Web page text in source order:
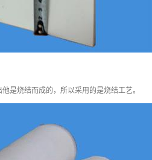
是烧结而成的，所以采用的是烧结工艺。